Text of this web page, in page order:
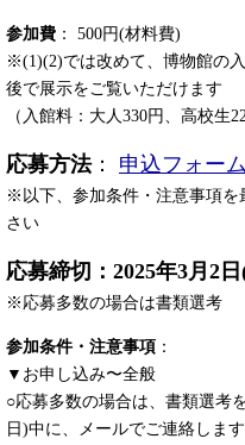
参加費 ： 500円(材料費)
※(1)(2)では改めて、博物館の
後で展示をご覧いただけます
（入館料：大人330円、高校生
応募方法： 申込フォー
※以下、参加条件・注意事項を
さい
応募締切：2025年3月2
※応募多数の場合は書類選考
参加条件・注意事項 ：
▼お申し込み〜全般
○応募多数の場合は、書類選考
日)中に、メールでご連絡しま